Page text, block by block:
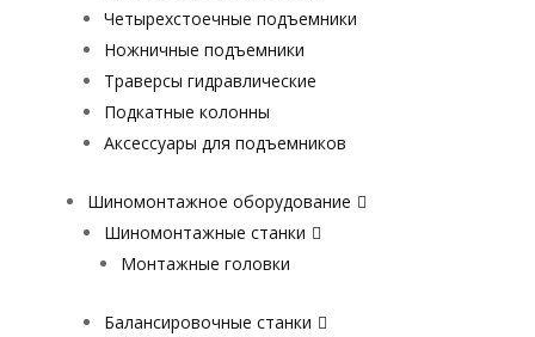
Четырехстоечные подъемники
Ножничные подъемники
Траверсы гидравлические
Подкатные колонны
Аксессуары для подъемников
Шиномонтажное оборудование
Шиномонтажные станки
Монтажные головки
Балансировочные станки